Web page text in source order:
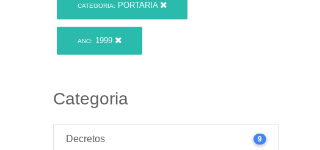
CATEGORIA: PORTARIA
ANO: 1999
Categoria
Decretos 9